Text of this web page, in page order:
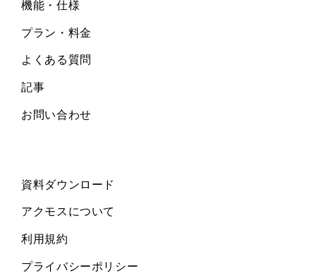
頂いた個人情報の範囲であり、採点結果などは対象
外になります。
なお、個別に利用目的をご通知している場合は、そ
３．上記の利用目的の範囲内で、個人情報の取扱い
を委託する場合があります。
TEL：０２９－２７０－５５５５
FAX：０２９－２７０－５５３１
５．当社の個人情報の取扱いに関する苦情の解決
は、下記団体に申し出できます。
機能・仕様
プラン・料金
よくある質問
記事
お問い合わせ
資料ダウンロード
アクモスについて
利用規約
プライバシーポリシー